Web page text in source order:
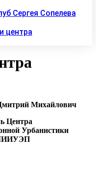
Сергея Сопелева
центра
Михайлович
Центра
Урбанистики